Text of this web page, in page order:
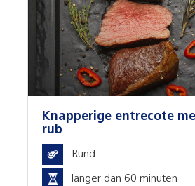
Knapperige entrecote
rub
Rund
langer dan 60 minuten